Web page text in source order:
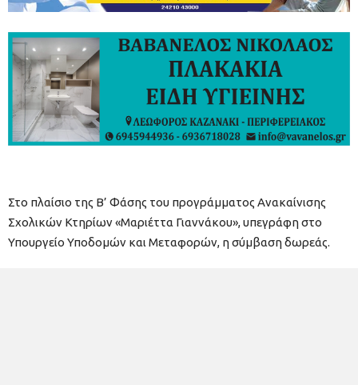
Στο πλαίσιο της Β’ Φάσης του προγράμματος Ανακαίνισης
Σχολικών Κτηρίων «Μαριέττα Γιαννάκου», υπεγράφη στο
Υπουργείο Υποδομών και Μεταφορών, η σύμβαση δωρεάς.